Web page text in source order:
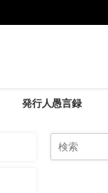
発行人愚言録